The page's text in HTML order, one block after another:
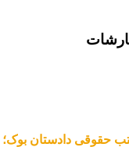
حقوقی دادستان بوک؛